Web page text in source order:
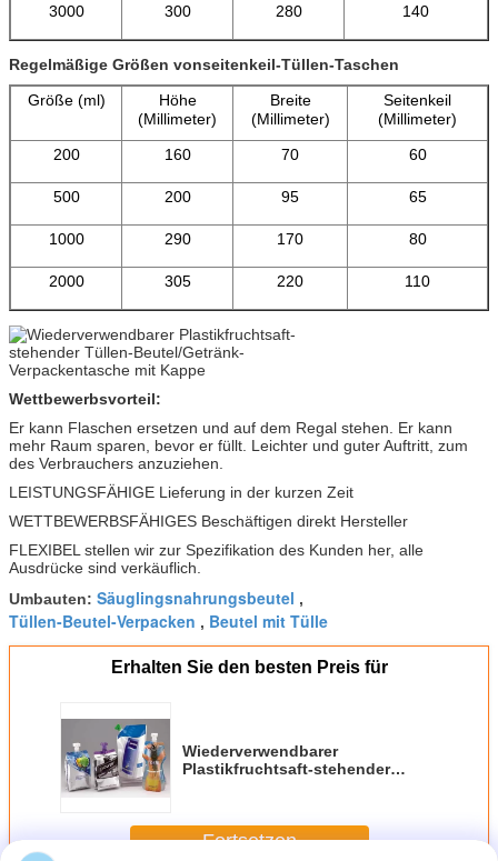
3000 300 280 140
Regelmäßige Größen vonseitenkeil-Tüllen-Taschen
Größe (ml)
Höhe
(Millimeter)
Breite
(Millimeter)
Seitenkeil
(Millimeter)
200
160 70 60
500 200 95 65
1000 290 170 80
2000 305 220 110
Wettbewerbsvorteil:
Er kann Flaschen ersetzen und auf dem Regal stehen. Er kann
mehr Raum sparen, bevor er füllt. Leichter und guter Auftritt, zum
des Verbrauchers anzuziehen.
LEISTUNGSFÄHIGE Lieferung in der kurzen Zeit
WETTBEWERBSFÄHIGES Beschäftigen direkt Hersteller
FLEXIBEL stellen wir zur Spezifikation des Kunden her, alle
Ausdrücke sind verkäuflich.
Umbauten: Säuglingsnahrungsbeutel ,
Tüllen-Beutel-Verpacken , Beutel mit Tülle
Erhalten Sie den besten Preis für
Wiederverwendbarer
Plastikfruchtsaft-stehender
Fortsetzen